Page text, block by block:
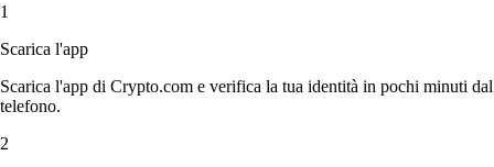
1
Scarica l'app
Scarica l'app di Crypto.com e verifica la tua identità in pochi minuti dal
telefono.
2